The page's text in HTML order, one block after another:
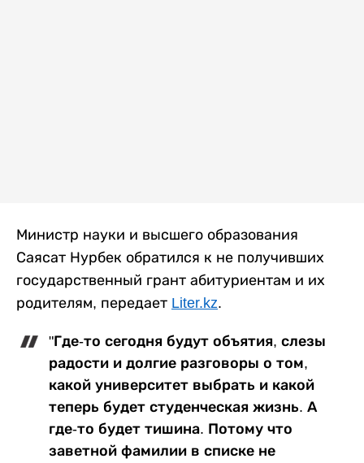
Министр науки и высшего образования
Саясат Нурбек обратился к не получивших
государственный грант абитуриентам и их
родителям, передает Liter.kz.
"Где-то сегодня будут объятия, слезы
радости и долгие разговоры о том,
какой университет выбрать и какой
теперь будет студенческая жизнь. А
где-то будет тишина. Потому что
заветной фамилии в списке не